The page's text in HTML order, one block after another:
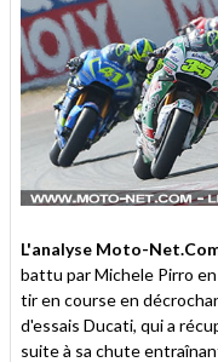
L'analyse Moto-
battu par Michele Pirro
tir en course en
d'essais Ducati, qui a
suite à sa chute